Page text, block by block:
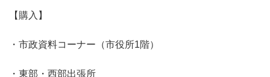
【購入】
・市政資料コーナー（市役所1階）
・東部・西部出張所